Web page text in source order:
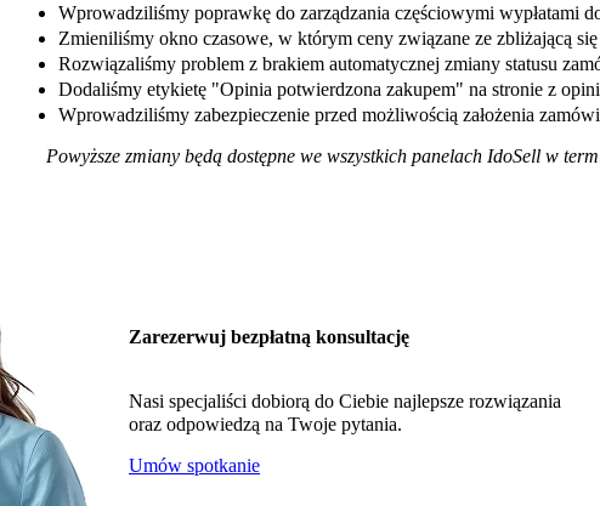
Wprowadziliśmy poprawkę do zarządzania częściowymi wypłatami
Zmieniliśmy okno czasowe, w którym ceny związane ze zbliżającą
Rozwiązaliśmy problem z brakiem automatycznej zmiany statusu
Dodaliśmy etykietę "Opinia potwierdzona zakupem" na stronie z
Wprowadziliśmy zabezpieczenie przed możliwością założenia
Powyższe zmiany będą dostępne we wszystkich panelach IdoSell w
Zarezerwuj bezpłatną konsultację
Nasi specjaliści dobiorą do Ciebie najlepsze rozwiązania
oraz odpowiedzą na Twoje pytania.
Umów spotkanie